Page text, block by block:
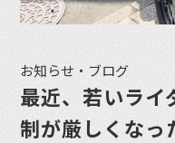
お知らせ・ブログ
最近、若いライ
制が厳しくなっ